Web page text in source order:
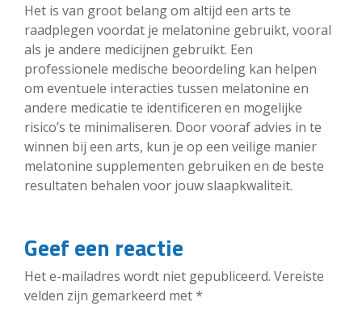
Het is van groot belang om altijd een arts te
raadplegen voordat je melatonine gebruikt, vooral
als je andere medicijnen gebruikt. Een
professionele medische beoordeling kan helpen
om eventuele interacties tussen melatonine en
andere medicatie te identificeren en mogelijke
risico’s te minimaliseren. Door vooraf advies in te
winnen bij een arts, kun je op een veilige manier
melatonine supplementen gebruiken en de beste
resultaten behalen voor jouw slaapkwaliteit.
Geef een reactie
Het e-mailadres wordt niet gepubliceerd. Vereiste
velden zijn gemarkeerd met*